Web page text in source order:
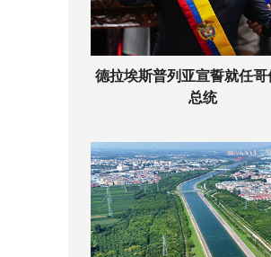
德拉埃斯普列亚宣誓就任哥
总统